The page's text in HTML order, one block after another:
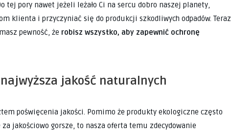
tej pory nawet jeżeli leżało Ci na sercu dobro naszej planety,
klienta i przyczyniać się do produkcji szkodliwych odpadów. Teraz
pewność, że robisz wszystko, aby zapewnić ochronę
jakość naturalnych
poświęcenia jakości. Pomimo że produkty ekologiczne często
za jakościowo gorsze, to nasza oferta temu zdecydowanie